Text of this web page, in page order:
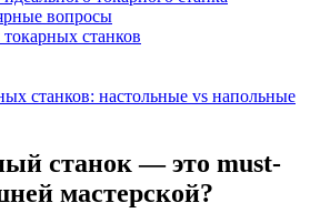
вопросы
станков
станков: настольные vs напольные
станок — это must-
мастерской?